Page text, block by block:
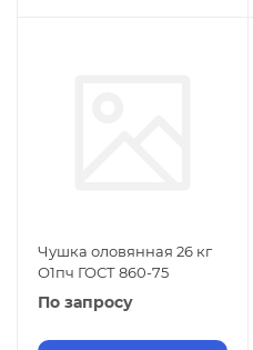
Чушка оловянная 26 кг
О1пч ГОСТ 860-75
По запросу